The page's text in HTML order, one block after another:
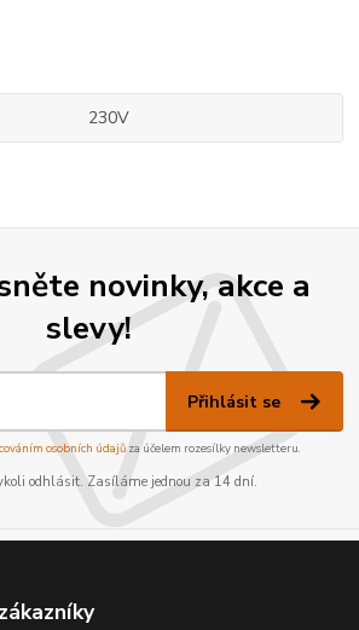
230V
novinky, akce a
slevy!
Přihlásit se
osobních údajůza účelem rozesílky newsletteru.
odhlásit. Zasíláme jednou za 14 dní.